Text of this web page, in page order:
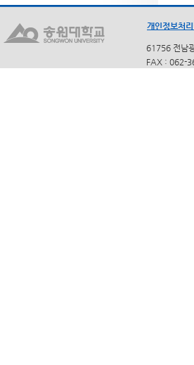
개인정보처
61756 전남
FAX : 062-